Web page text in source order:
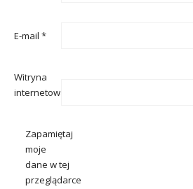
E-mail *
Witryna
internetowa
Zapamiętaj
moje
dane w tej
przeglądarce